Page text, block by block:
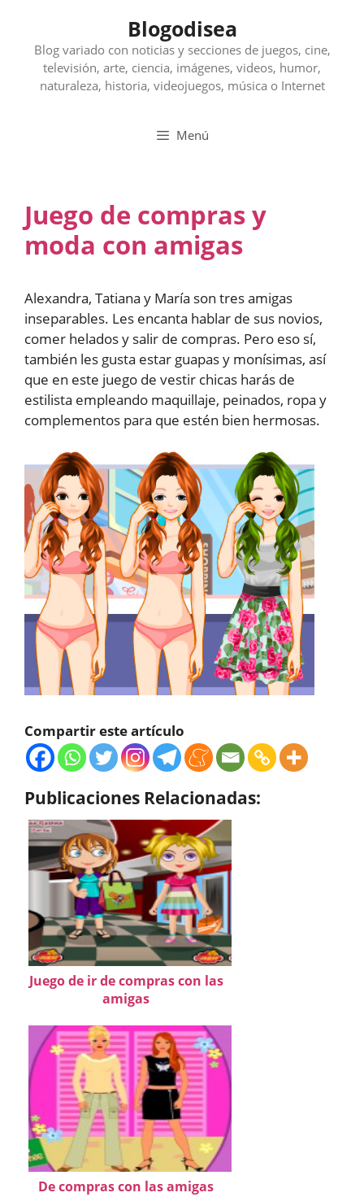
contenido
Blogodisea
Blog variado con noticias y secciones de juegos, cine,
televisión, arte, ciencia, imágenes, videos, humor,
naturaleza, historia, videojuegos, música o Internet
Menú
Juego de compras y
moda con amigas
Alexandra, Tatiana y María son tres amigas
inseparables. Les encanta hablar de sus novios,
comer helados y salir de compras. Pero eso sí,
también les gusta estar guapas y monísimas, así
que en este juego de vestir chicas harás de
estilista empleando maquillaje, peinados, ropa y
complementos para que estén bien hermosas.
Compartir este artículo
Publicaciones Relacionadas:
Juego de ir de compras con las
amigas
De compras con las amigas